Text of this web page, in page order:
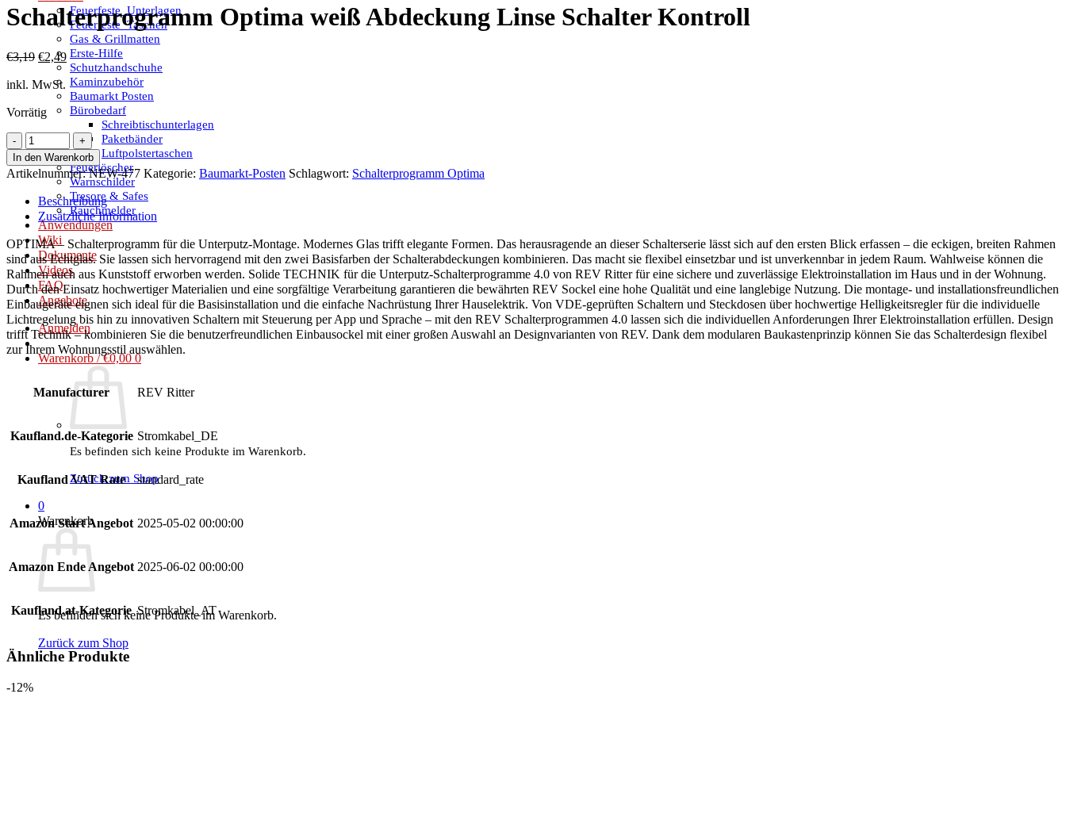
Feuerfeste_Unterlagen
Feuerfeste_Taschen
Gas & Grillmatten
Erste-Hilfe
Schutzhandschuhe
Kaminzubehör
Baumarkt Posten
Bürobedarf
Schreibtischunterlagen
Paketbänder
Luftpolstertaschen
Feuerlöscher
Warnschilder
Tresore & Safes
Rauchmelder
Anwendungen
Wiki
Dokumente
Videos
FAQ
Angebote
Anmelden
Warenkorb /€0,00 0
Es befinden sich keine Produkte im Warenkorb.
Zurück zum Shop
0
Warenkorb
Es befinden sich keine Produkte im Warenkorb.
Zurück zum Shop
Schalterprogramm Optima weiß Abdeckung Linse Schalter Kontroll
€3,19 Ursprünglicher
Preis
war:
€3,19
€2,49Aktueller
Preis
ist:
€2,49.
inkl. MwSt.
Vorrätig
Schalterprogramm
Optima
weiß
Abdeckung
Linse
Schalter
Kontroll
Menge
In den Warenkorb
Artikelnummer:NEW-477 Kategorie: Baumarkt-Posten Schlagwort: Schalterprogramm Optima
Beschreibung
Zusätzliche Information
OPTIMA – Schalterprogramm für die Unterputz-Montage. Modernes Glas trifft elegante Formen. Das herausragende an dieser Schalterserie lässt sich auf den ersten Blick erfassen – die eckigen, breiten Rahmen
sind aus Echtglas. Sie lassen sich hervorragend mit den zwei Basisfarben der Schalterabdeckungen kombinieren. Das macht sie flexibel einsetzbar und ist unverkennbar in jedem Raum. Wahlweise können die
Rahmen auch aus Kunststoff erworben werden. Solide TECHNIK für die Unterputz-Schalterprogramme 4.0 von REV Ritter für eine sichere und zuverlässige Elektroinstallation im Haus und in der Wohnung.
Durch den Einsatz hochwertiger Materialien und eine sorgfältige Verarbeitung garantieren die bewährten REV Sockel eine hohe Qualität und eine langlebige Nutzung. Die montage- und installationsfreundlichen
Einbaugeräte eignen sich ideal für die Basisinstallation und die einfache Nachrüstung Ihrer Hauselektrik. Von VDE-geprüften Schaltern und Steckdosen über hochwertige Helligkeitsregler für die individuelle
Lichtregelung bis hin zu innovativen Schaltern mit Steuerung per App und Sprache – mit den REV Schalterprogrammen 4.0 lassen sich die individuellen Anforderungen Ihrer Elektroinstallation erfüllen. Design
trifft Technik – kombinieren Sie die benutzerfreundlichen Einbausockel mit einer großen Auswahl an Designvarianten von REV. Dank dem modularen Baukastenprinzip können Sie das Schalterdesign flexibel
zur Ihrem Wohnungsstil auswählen.
Manufacturer REV Ritter
Kaufland.de-Kategorie Stromkabel_DE
Kaufland VAT Rate standard_rate
Amazon Start Angebot 2025-05-02 00:00:00
Amazon Ende Angebot 2025-06-02 00:00:00
Kaufland.at-Kategorie Stromkabel_AT
Ähnliche Produkte
-12%